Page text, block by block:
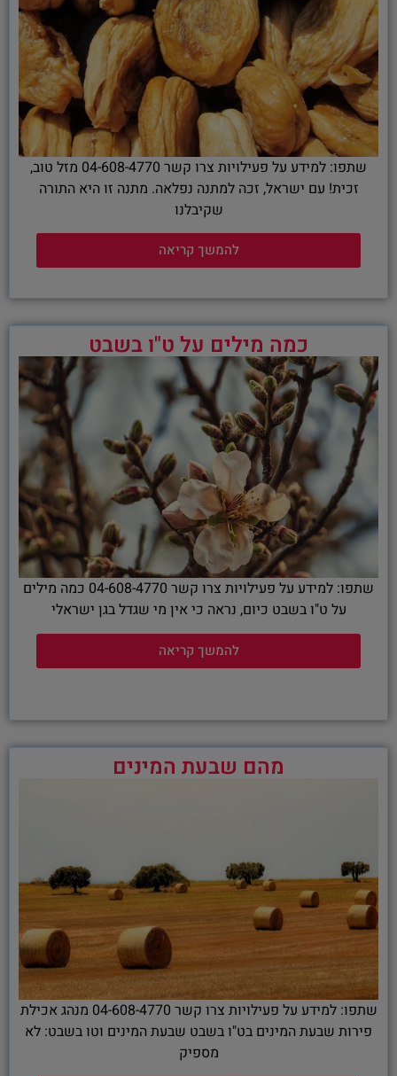
שתפו: למידע על פעילויות צרו קשר 04-608-4770 מזל טוב,
זכית! עם ישראל, זכה למתנה נפלאה. מתנה זו היא התורה
שקיבלנו
להמשך קריאה
כמה מילים על ט"ו בשבט
שתפו: למידע על פעילויות צרו קשר 04-608-4770 כמה מילים
על ט"ו בשבט כיום, נראה כי אין מי שגדל בגן ישראלי
להמשך קריאה
מהם שבעת המינים
שתפו: למידע על פעילויות צרו קשר 04-608-4770 מנהג אכילת
פירות שבעת המינים בט"ו בשבט שבעת המינים וטו בשבט: לא
מספיק